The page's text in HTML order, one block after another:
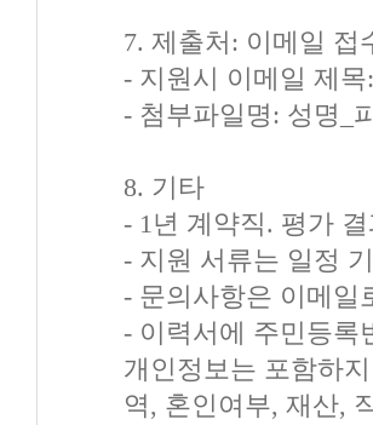
7. 제출처: 이메일 접
- 지원시 이메일 제
- 첨부파일명: 성명_
8. 기타
- 1년 계약직. 평가
- 지원 서류는 일정
- 문의사항은 이메일
- 이력서에 주민등록
개인정보는 포함하
역, 혼인여부, 재산,